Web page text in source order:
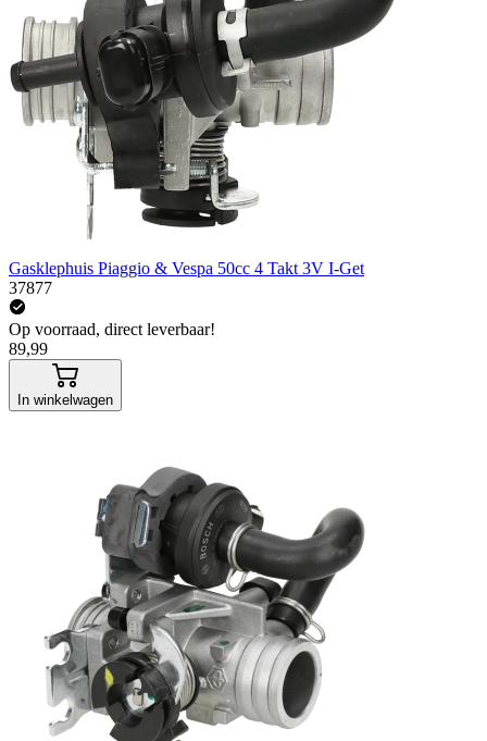
Gasklephuis Piaggio & Vespa 50cc 4 Takt 3V I-Get
37877
Op voorraad, direct leverbaar!
89,99
In winkelwagen